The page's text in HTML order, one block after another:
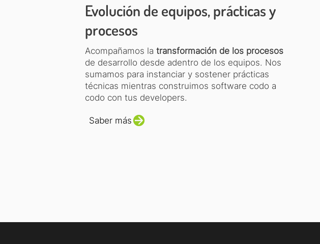
Evolución de equipos, prácticas y
procesos
Acompañamos latransformación de los procesos
de desarrollo desde adentro de los equipos. Nos
sumamos para instanciar y sostener prácticas
técnicas mientras construimos software codo a
codo con tus developers.
Saber más